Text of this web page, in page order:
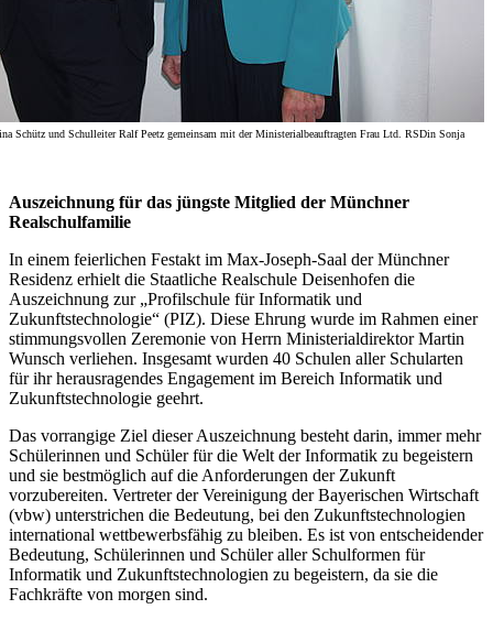
Schütz und Schulleiter Ralf Peetz gemeinsam mit der Ministerialbeauftragten Frau Ltd. RSDin Sonja
Auszeichnung für das jüngste Mitglied der Münchner
Realschulfamilie
In einem feierlichen Festakt im Max-Joseph-Saal der Münchner
Residenz erhielt die Staatliche Realschule Deisenhofen die
Auszeichnung zur „Profilschule für Informatik und
Zukunftstechnologie“ (PIZ). Diese Ehrung wurde im Rahmen einer
stimmungsvollen Zeremonie von Herrn Ministerialdirektor Martin
Wunsch verliehen. Insgesamt wurden 40 Schulen aller Schularten
für ihr herausragendes Engagement im Bereich Informatik und
Zukunftstechnologie geehrt.
Das vorrangige Ziel dieser Auszeichnung besteht darin, immer mehr
Schülerinnen und Schüler für die Welt der Informatik zu begeistern
und sie bestmöglich auf die Anforderungen der Zukunft
vorzubereiten. Vertreter der Vereinigung der Bayerischen Wirtschaft
(vbw) unterstrichen die Bedeutung, bei den Zukunftstechnologien
international wettbewerbsfähig zu bleiben. Es ist von entscheidender
Bedeutung, Schülerinnen und Schüler aller Schulformen für
Informatik und Zukunftstechnologien zu begeistern, da sie die
Fachkräfte von morgen sind.